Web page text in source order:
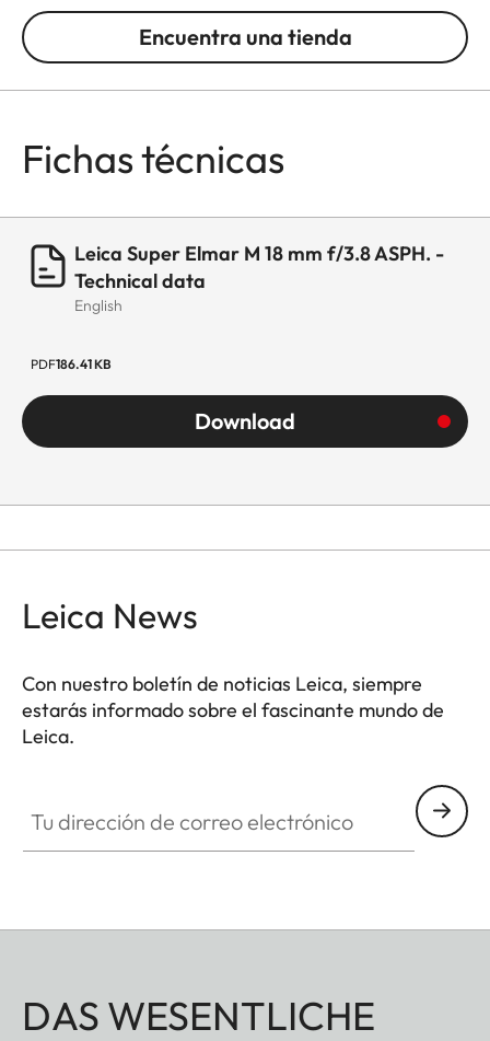
Encuentra una tienda
Fichas técnicas
Leica Super Elmar M 18 mm f/3.8 ASPH. -
Technical data
English
PDF186.41 KB
Download
Leica News
Con nuestro boletín de noticias Leica, siempre
estarás informado sobre el fascinante mundo de
Leica.
DAS WESENTLICHE